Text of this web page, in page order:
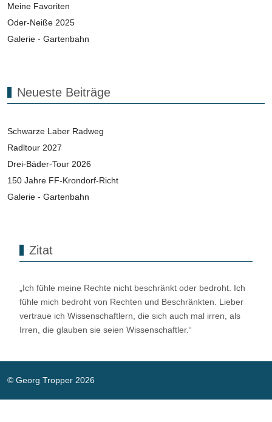
Meine Favoriten
Oder-Neiße 2025
Galerie - Gartenbahn
Neueste Beiträge
Schwarze Laber Radweg
Radltour 2027
Drei-Bäder-Tour 2026
150 Jahre FF-Krondorf-Richt
Galerie - Gartenbahn
Zitat
„Ich fühle meine Rechte nicht beschränkt oder bedroht. Ich
fühle mich bedroht von Rechten und Beschränkten. Lieber
vertraue ich Wissenschaftlern, die sich auch mal irren, als
Irren, die glauben sie seien Wissenschaftler.“
© Georg Tropper 2026